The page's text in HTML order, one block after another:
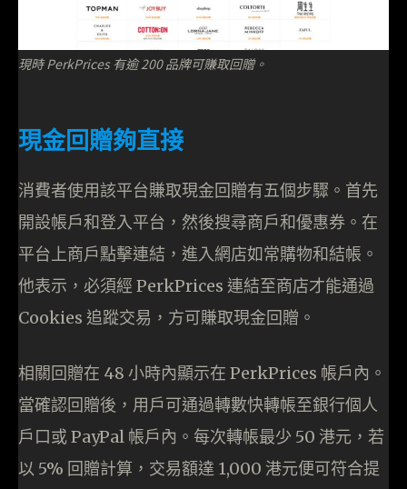
現時 PerkPrices 有逾 200 品牌可賺取回贈。
現金回贈夠直接
消費者使用該平台賺取現金回贈有五個步驟。首先
開設帳戶和登入平台，然後搜尋商戶和優惠券。在
平台上商戶點擊連結，進入網店如常購物和結帳。
他表示，必須經 PerkPrices 連結至商店才能通過
Cookies 追蹤交易，方可賺取現金回贈。
相關回贈在 48 小時內顯示在 PerkPrices 帳戶內。
當確認回贈後，用戶可通過轉數快轉帳至銀行個人
戶口或 PayPal 帳戶內。每次轉帳最少 50 港元，若
以 5% 回贈計算，交易額達 1,000 港元便可符合提